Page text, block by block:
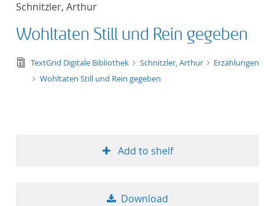
Schnitzler, Arthur
Wohltaten Still und Rein gegeben
text/tg.edition+tg.aggregation+xml
TextGrid Digitale Bibliothek Schnitzler, Arthur
Erzählungen
Wohltaten Still und Rein gegeben
Add to shelf
Download